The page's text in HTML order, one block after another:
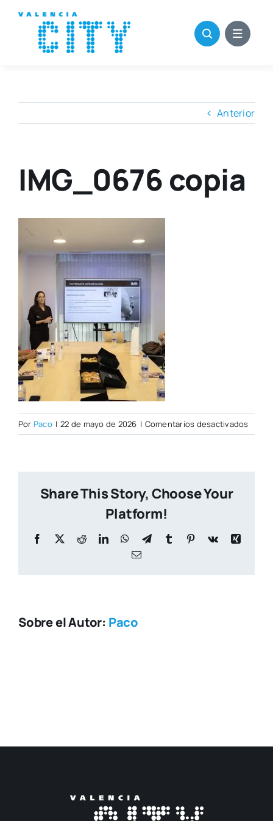
contenido
Anterior
IMG_0676 copia
Por Paco | 22 de mayo de 2026 | Comentarios desactivadosen
Share This Story, Choose Your
Platform!
Facebook
X RedditLinkedInWhatsApp
TelegramTumblr Pinterest
Vk
Xing
Correo
Sobre el Autor: Paco